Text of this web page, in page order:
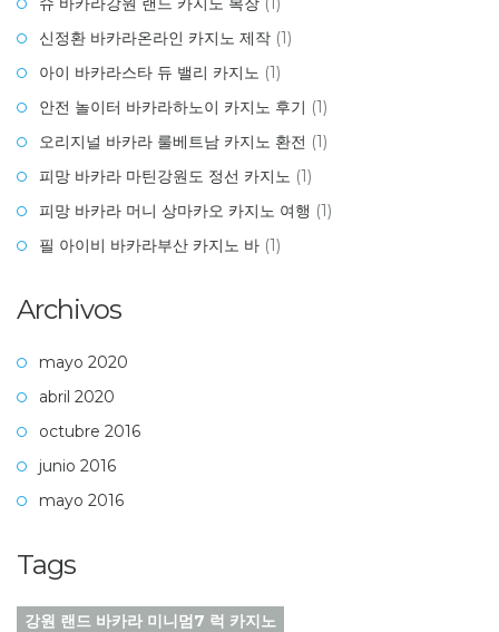
신정환 바카라온라인 카지노 제작 (1)
아이 바카라스타 듀 밸리 카지노 (1)
안전 놀이터 바카라하노이 카지노 후기 (1)
오리지널 바카라 룰베트남 카지노 환전 (1)
피망 바카라 마틴강원도 정선 카지노 (1)
피망 바카라 머니 상마카오 카지노 여행 (1)
필 아이비 바카라부산 카지노 바 (1)
Archivos
mayo 2020
abril 2020
octubre 2016
junio 2016
mayo 2016
Tags
강원 랜드 바카라 미니멈7 럭 카지노